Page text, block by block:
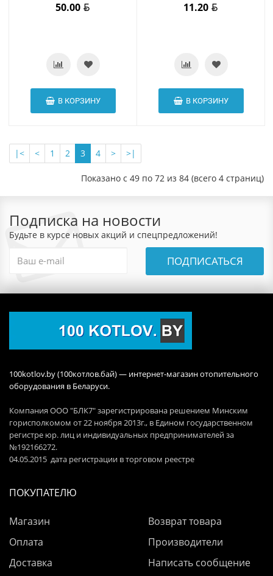
50.00
В КОРЗИНУ
11.20
В КОРЗИНУ
|< < 1 2 3 4 > >|
Показано с 49 по 72 из 84 (всего 4 страниц)
Подписка на новости
Будьте в курсе новых акций и спецпредложений!
ПОДПИСАТЬСЯ
100kotlov.by (100котлов.бай) — интернет-магазин отопительного
оборудования в Беларуси.
Компания ООО "БЛК7" зарегистрирована решением Минским
горисполкомом от 22 ноября 2013г., в Едином государственном
регистре юр. лиц и индивидуальных предпринимателей за
№192166272.
04.05.2015 дата регистрации в торговом реестре
ПОКУПАТЕЛЮ
Магазин
Оплата
Доставка
Возврат товара
Производители
Написать сообщение